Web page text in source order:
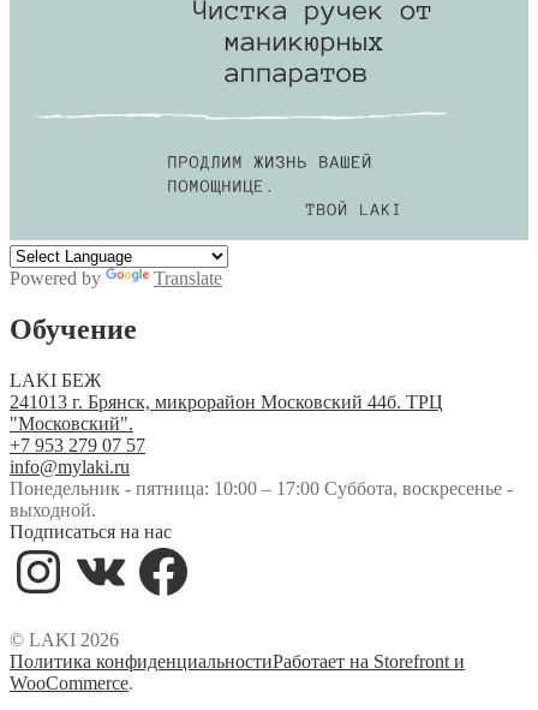
Powered by Translate
Обучение
LAKI БЕЖ
241013 г. Брянск, микрорайон Московский 44б. ТРЦ
"Московский".
+7 953 279 07 57
info@mylaki.ru
Понедельник - пятница: 10:00 – 17:00 Суббота, воскресенье -
выходной.
Подписаться на нас
Instagram
Facebook
© LAKI 2026
Политика конфиденциальностиРаботает на Storefront и
WooCommerce.